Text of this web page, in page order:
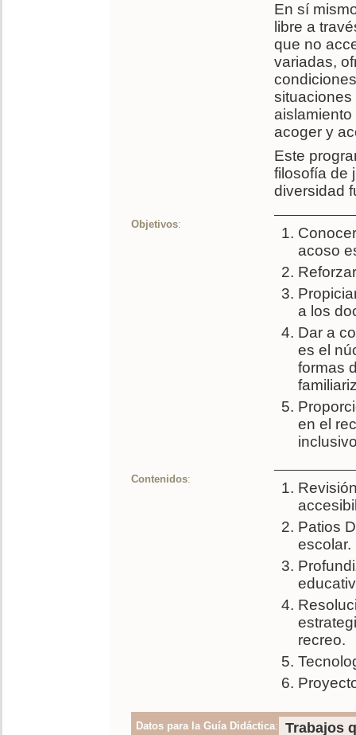
En sí
libre a
que no
variadas,
situaciones
acoger y
Este
filosofía de
diversidad
Objetivos:
acoso
a los
Dar a
es el
formas
en el
Contenidos:
Patios
escolar.
recreo.
Datos para la Guía Didáctica:
Trabajos